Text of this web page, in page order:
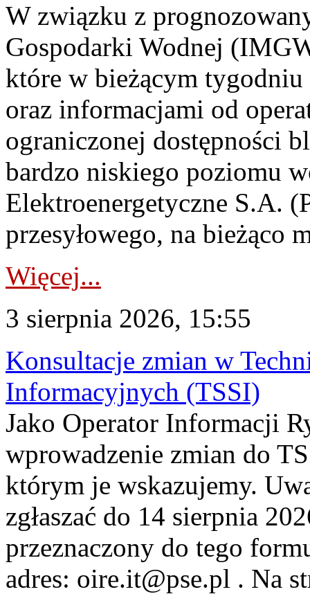
W związku z
Gospodarki Wodnej
które w bieżącym tygodniu
oraz informacjami od
ograniczonej dostępności
bardzo niskiego poziomu
Elektroenergetyczne S.A.
przesyłowego, na bieżąco
Więcej...
3 sierpnia 2026, 15:55
Konsultacje zmian w
Informacyjnych (TSSI)
Jako Operator Informacji
wprowadzenie zmian do
którym je wskazujemy.
zgłaszać do 14 sierpnia
przeznaczony do tego
adres: oire.it@pse.pl . Na